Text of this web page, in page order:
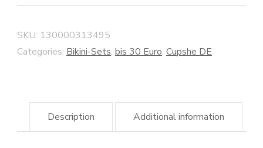
SKU: 130000313495
Categories: Bikini-Sets, bis 30 Euro, Cupshe DE
Description Additional information